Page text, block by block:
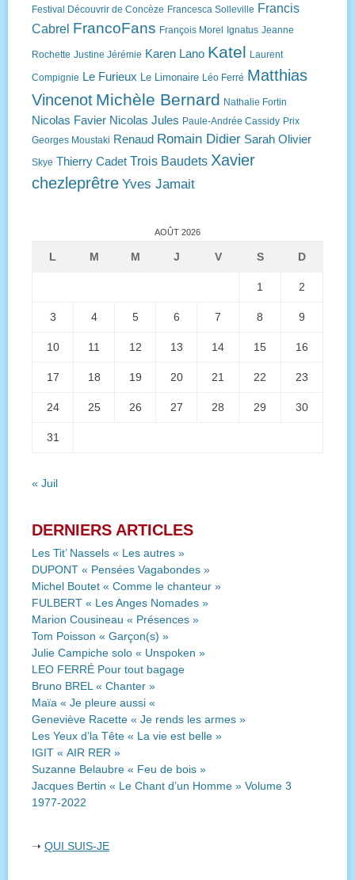
Festival Découvrir de Concèze Francesca Solleville Francis
Cabrel FrancoFans François Morel Ignatus Jeanne
Rochette Justine Jérémie Karen Lano Katel Laurent
Compignie Le Furieux Le Limonaire Léo Ferré Matthias
Vincenot Michèle Bernard Nathalie Fortin
Nicolas Favier Nicolas Jules Paule-Andrée Cassidy Prix
Georges Moustaki Renaud Romain Didier Sarah Olivier
Skye Thierry Cadet Trois Baudets Xavier
chezleprêtre Yves Jamait
AOÛT 2026
L M M J V S D
1 2
3 4 5 6 7 8 9
10 11 12 13 14 15 16
17 18 19 20 21 22 23
24 25 26 27 28 29 30
31
« Juil
DERNIERS ARTICLES
Les Tit’ Nassels « Les autres »
DUPONT « Pensées Vagabondes »
Michel Boutet « Comme le chanteur »
FULBERT « Les Anges Nomades »
Marion Cousineau « Présences »
Tom Poisson « Garçon(s) »
Julie Campiche solo « Unspoken »
LEO FERRÉ Pour tout bagage
Bruno BREL « Chanter »
Maïa « Je pleure aussi «
Geneviève Racette « Je rends les armes »
Les Yeux d’la Tête « La vie est belle »
IGIT « AIR RER »
Suzanne Belaubre « Feu de bois »
Jacques Bertin « Le Chant d’un Homme » Volume 3
1977-2022
➝ QUI SUIS-JE